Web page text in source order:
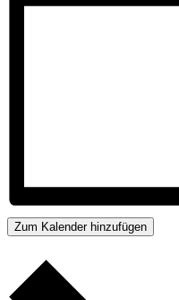
Zum Kalender hinzufügen